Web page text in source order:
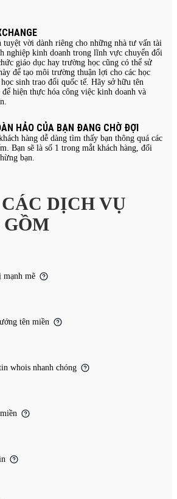
vời dành riêng cho những nhà tư vấn tài
nghiệp kinh doanh trong lĩnh vực chuyển đổi
giáo dục hay trường học cũng có thể sử
để tạo môi trường thuận lợi cho các học
sinh trao đổi quốc tế. Hãy sở hữu tên
để hiện thực hóa công việc kinh doanh và
HẢO CỦA BẠN ĐANG CHỜ ĐỢI
hàng dễ dàng tìm thấy bạn thông quá các
Bạn sẽ là số 1 trong mắt khách hàng, đối
bạn.
DỊCH VỤ
mạnh mẽ
tên miền
whois nhanh chóng